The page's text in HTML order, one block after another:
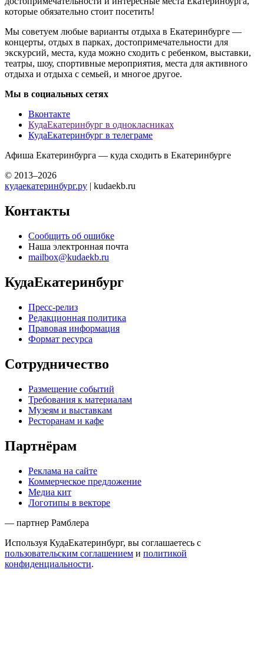
которые обязательно стоит посетить!
Мы советуем любые варианты отдыха в Екатеринбурге —
концерты, отдых в парках, достопримечательности для
экскурсий, места, куда можно сходить с ребенком, выставки,
театры, шоу, спортивные мероприятия, места для активного
отдыха и отдыха с семьей, и многое другое.
Мы в социальных сетях
Вконтакте
КудаЕкатеринбург в однокласниках
КудаЕкатеринбург в телеграме
Афиша Екатеринбурга — куда сходить в Екатеринбурге
© 2013–2026
кудаекатеринбург.ру | kudaekb.ru
Контакты
Сообщить об ошибке
Наша электронная почта
mailbox@kudaekb.ru
КудаЕкатеринбург
Пресс-релиз
Редакционная политика
Правовая информация
Формат ресурса
Сотрудничество
Размещение событий
Требования к материалам
Музеям и выставкам
Ресторанам и кафе
Партнёрам
Реклама на сайте
Коммерческое предложение
Медиа кит
Логотипы в векторе
— партнер Рамблера
Используя КудаЕкатеринбург, вы соглашаетесь с
пользовательским соглашением и политикой
конфиденциальности.